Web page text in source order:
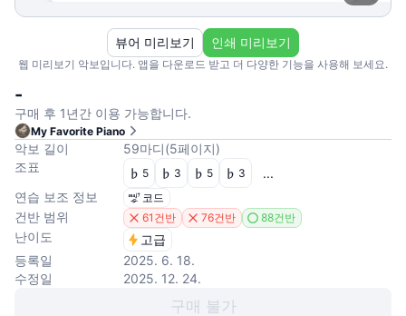
웹 미리보기 악보입니다. 앱을 다운로드 받고 더 다양한 기능을 사용해 보세요.
뷰어 미리보기 인쇄 미리보기
-
구매 후 1년간 이용 가능합니다.
My Favorite Piano
악보 길이 59마디(5페이지)
조표
5 3 5 3
...
연습 보조 정보
코드
건반 범위 61건반 76건반 88건반
난이도
고급
등록일
2025. 6. 18.
수정일
2025. 12. 24.
구매 불가